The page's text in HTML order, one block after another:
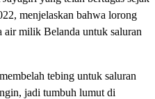
menjelaskan bahwa lorong
air milik Belanda untuk saluran
tebing untuk saluran
jadi tumbuh lumut di